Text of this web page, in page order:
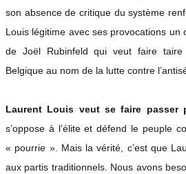
son absence de critique du système
Louis légitime avec ses provocations un
de Joël Rubinfeld qui veut faire taire
Belgique au nom de la lutte contre
Laurent Louis veut se faire passer
s’oppose à l’élite et défend le peuple
« pourrie ». Mais la vérité, c’est que
aux partis traditionnels. Nous avons